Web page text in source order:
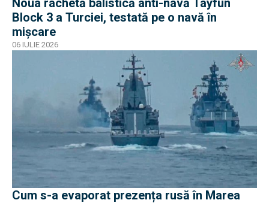
Noua rachetă balistică anti-navă Tayfun
Block 3 a Turciei, testată pe o navă în
mișcare
06 IULIE 2026
Cum s-a evaporat prezența rusă în Marea